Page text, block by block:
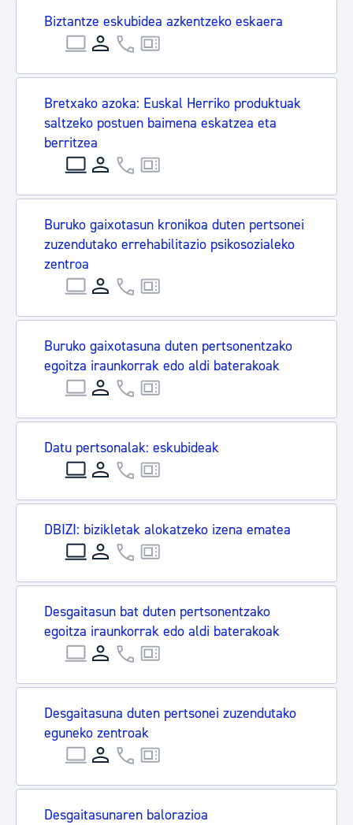
Biztantze eskubidea azkentzeko eskaera
Bretxako azoka: Euskal Herriko produktuak
saltzeko postuen baimena eskatzea eta
berritzea
Buruko gaixotasun kronikoa duten pertsonei
zuzendutako errehabilitazio psikosozialeko
zentroa
Buruko gaixotasuna duten pertsonentzako
egoitza iraunkorrak edo aldi baterakoak
Datu pertsonalak: eskubideak
DBIZI: bizikletak alokatzeko izena ematea
Desgaitasun bat duten pertsonentzako
egoitza iraunkorrak edo aldi baterakoak
Desgaitasuna duten pertsonei zuzendutako
eguneko zentroak
Desgaitasunaren balorazioa